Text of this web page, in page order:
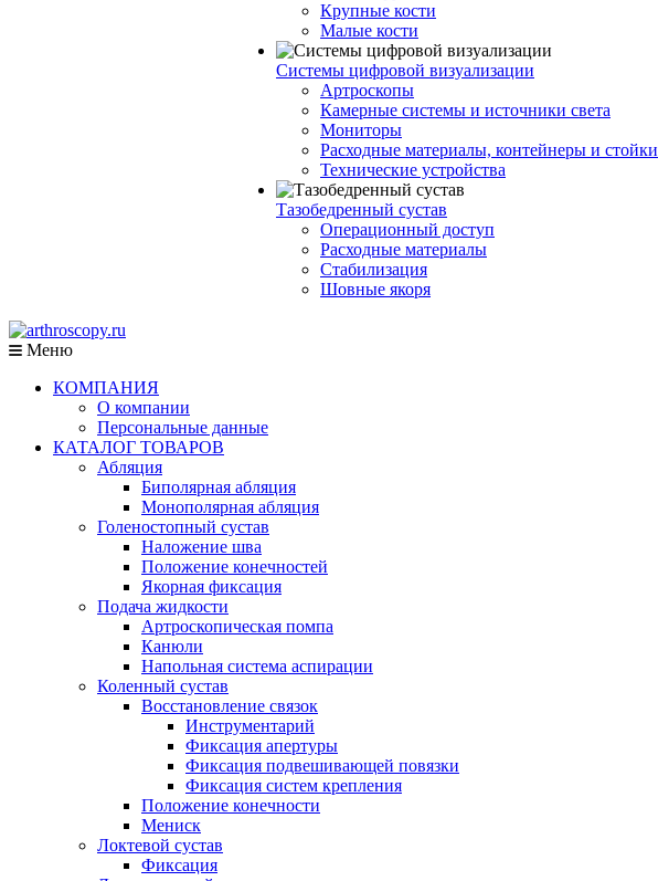
Крупные кости
Малые кости
Системы цифровой визуализации
Артроскопы
Камерные системы и источники света
Мониторы
Расходные материалы, контейнеры и стойки
Технические устройства
Тазобедренный сустав
Операционный доступ
Расходные материалы
Стабилизация
Шовные якоря
Меню
КОМПАНИЯ
О компании
Персональные данные
КАТАЛОГ ТОВАРОВ
Абляция
Биполярная абляция
Монополярная абляция
Голеностопный сустав
Наложение шва
Положение конечностей
Якорная фиксация
Подача жидкости
Артроскопическая помпа
Канюли
Напольная система аспирации
Коленный сустав
Восстановление связок
Инструментарий
Фиксация апертуры
Фиксация подвешивающей повязки
Фиксация систем крепления
Положение конечности
Мениск
Локтевой сустав
Фиксация